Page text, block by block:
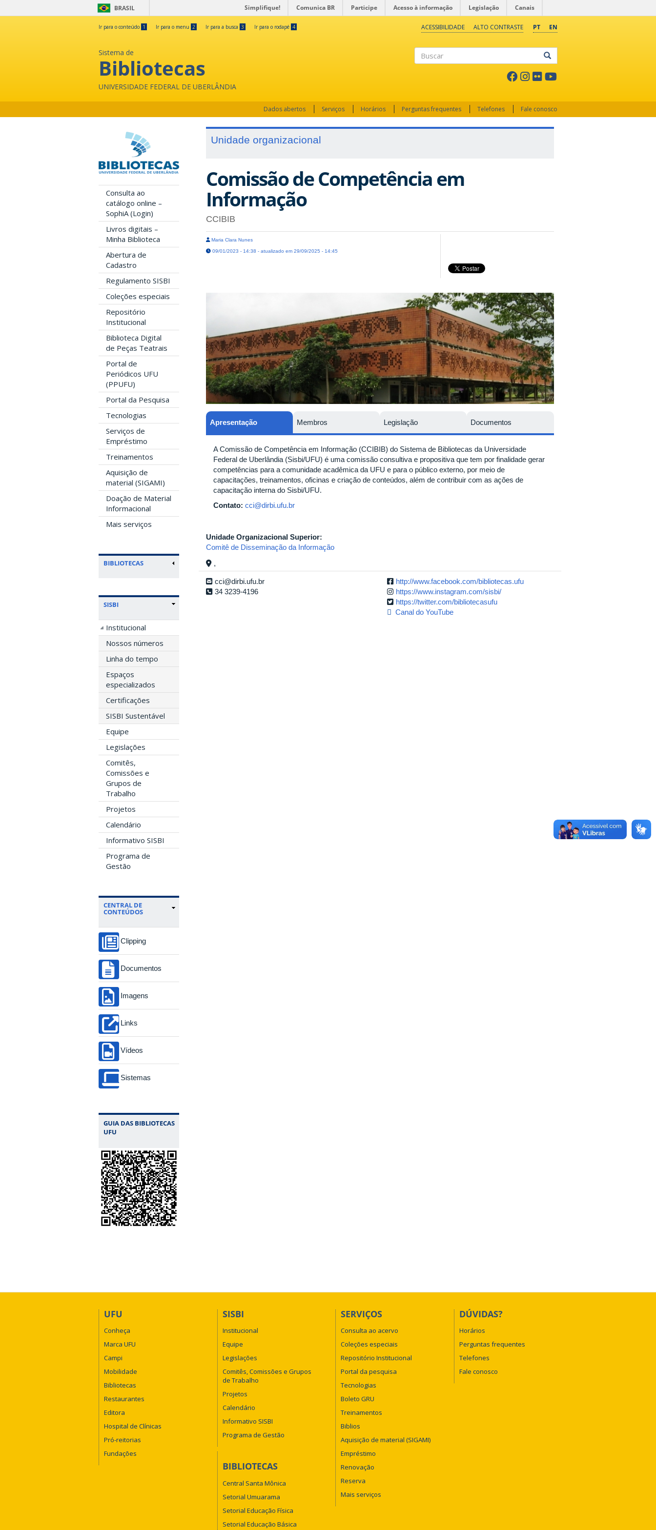
BRASIL Simplifique! Comunica BR Participe Acesso à informação Legislação Canais
Ir para o conteúdo 1 Ir para o menu 2 Ir para a busca 3 Ir para o rodapé 4 PT EN
ACESSIBILIDADE ALTO CONTRASTE
Sistema de
Bibliotecas
UNIVERSIDADE FEDERAL DE UBERLÂNDIA
Dados abertos Serviços Horários Perguntas frequentes Telefones Fale conosco
Consulta ao
catálogo online –
SophiA (Login)
Livros digitais –
Minha Biblioteca
Abertura de
Cadastro
Regulamento SISBI
Coleções especiais
Repositório
Institucional
Biblioteca Digital
de Peças Teatrais
Portal de
Periódicos UFU
(PPUFU)
Portal da Pesquisa
Tecnologias
Serviços de
Empréstimo
Treinamentos
Aquisição de
material (SIGAMI)
Doação de Material
Informacional
Mais serviços
BIBLIOTECAS
SISBI
Institucional
Nossos números
Linha do tempo
Espaços
especializados
Certificações
SISBI Sustentável
Equipe
Legislações
Comitês,
Comissões e
Grupos de
Trabalho
Projetos
Calendário
Informativo SISBI
Programa de
Gestão
CENTRAL DE
CONTEÚDOS
Clipping
Documentos
Imagens
Links
Vídeos
Sistemas
GUIA DAS BIBLIOTECAS
UFU
Unidade organizacional
Comissão de Competência em
Informação
CCIBIB
Maria Clara Nunes
09/01/2023 - 14:38 - atualizado em 29/09/2025 - 14:45
Apresentação
A Comissão de Competência em Informação (CCIBIB) do Sistema de Bibliotecas da Universidade
Federal de Uberlândia (Sisbi/UFU) é uma comissão consultiva e propositiva que tem por finalidade gerar
competências para a comunidade acadêmica da UFU e para o público externo, por meio de
capacitações, treinamentos, oficinas e criação de conteúdos, além de contribuir com as ações de
capacitação interna do Sisbi/UFU.
Contato: cci@dirbi.ufu.br
Membros Legislação Documentos
Unidade Organizacional Superior:
Comitê de Disseminação da Informação
,
cci@dirbi.ufu.br
34 3239-4196
http://www.facebook.com/bibliotecas.ufu
https://www.instagram.com/sisbi/
https://twitter.com/bibliotecasufu
Canal do YouTube
UFU
Conheça
Marca UFU
Campi
Mobilidade
Bibliotecas
Restaurantes
Editora
Hospital de Clínicas
Pró-reitorias
Fundações
SISBI
Institucional
Equipe
Legislações
Comitês, Comissões e Grupos
de Trabalho
Projetos
Calendário
Informativo SISBI
Programa de Gestão
BIBLIOTECAS
Central Santa Mônica
Setorial Umuarama
Setorial Educação Física
Setorial Educação Básica
SERVIÇOS
Consulta ao acervo
Coleções especiais
Repositório Institucional
Portal da pesquisa
Tecnologias
Boleto GRU
Treinamentos
Biblios
Aquisição de material (SIGAMI)
Empréstimo
Renovação
Reserva
Mais serviços
DÚVIDAS?
Horários
Perguntas frequentes
Telefones
Fale conosco